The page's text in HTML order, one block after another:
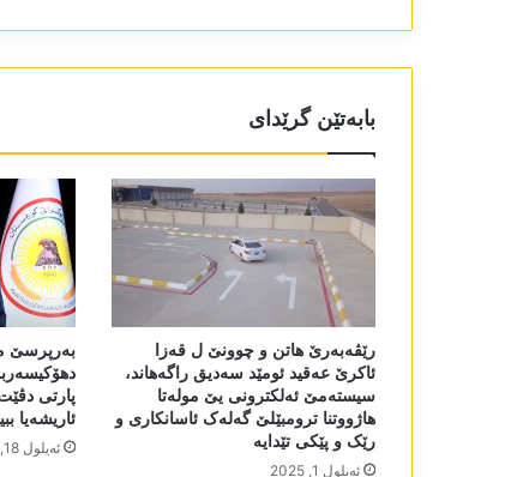
بابەتێن گرێدای
رێڤەبەرێ ھاتن و چوونێ ل قەزا
ئاکرێ عەقید ئومێد سەدیق راگەھاند،
سیستەمێ ئەلکترونی یێ مولەتا
ھاژووتنا ترومبێلێ گەلەک ئاسانکاری و
رێک و پێکی تێدایە
ئه‌یلول 1, 2025
بەرپرسێ
پارتی
ئاریشەیا
ئه‌یلول 18, 2025